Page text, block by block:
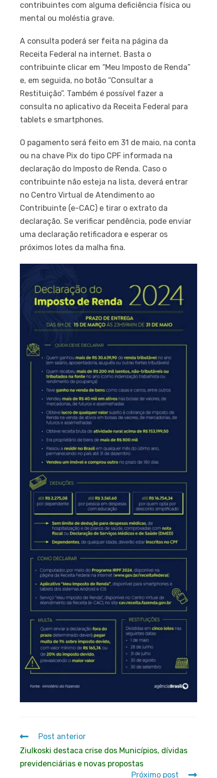
contribuintes com alguma deficiência física ou
mental ou moléstia grave.
A consulta poderá ser feita na página da
Receita Federal na internet. Basta o
contribuinte clicar em “Meu Imposto de Renda”
e, em seguida, no botão “Consultar a
Restituição”. Também é possível fazer a
consulta no aplicativo da Receita Federal para
tablets e smartphones.
O pagamento será feito em 31 de maio, na conta
ou na chave Pix do tipo CPF informada na
declaração do Imposto de Renda. Caso o
contribuinte não esteja na lista, deverá entrar
no Centro Virtual de Atendimento ao
Contribuinte (e-CAC) e tirar o extrato da
declaração. Se verificar pendência, pode enviar
uma declaração retificadora e esperar os
próximos lotes da malha fina.
Post anterior
Ziulkoski destaca crise dos Municípios, dívidas
previdenciárias e novas propostas
Próximo post